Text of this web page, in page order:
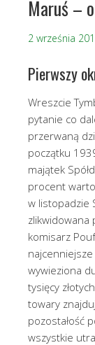
Maruś –
2 września
Pierwszy
Wreszcie
pytanie co
przerwaną
początku
majątek
procent
w listopadzie
zlikwidowana
komisarz
wywieziona
tysięcy
towary
pozostałość
wszystkie